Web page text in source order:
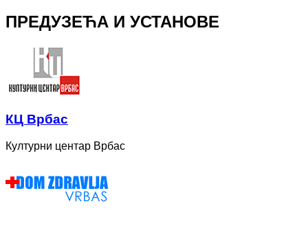
ПРЕДУЗЕЋА И УСТАНОВЕ
КЦ Врбас
Културни центар Врбас